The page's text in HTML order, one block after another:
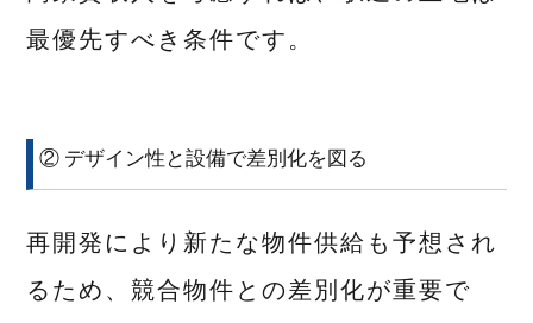
最優先すべき条件です。
② デザイン性と設備で差別化を図る
再開発により新たな物件供給も予想され
るため、競合物件との差別化が重要で